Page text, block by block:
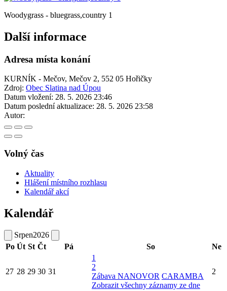
Woodygrass - bluegrass,country 1
Další informace
Adresa místa konání
KURNÍK - Mečov, Mečov 2, 552 05 Hořičky
Zdroj: Obec Slatina nad Úpou
Datum vložení: 28. 5. 2026 23:46
Datum poslední aktualizace: 28. 5. 2026 23:58
Autor:
Volný čas
Aktuality
Hlášení místního rozhlasu
Kalendář akcí
Kalendář
Srpen2026
Po Út St Čt Pá So Ne
27 28 29 30 31
1
2
Zábava NANOVOR CARAMBA
Zobrazit všechny záznamy ze dne
2